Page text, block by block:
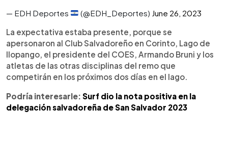
— EDH Deportes
(@EDH_Deportes) June 26, 2023
La expectativa estaba presente, porque se
apersonaron al Club Salvadoreño en Corinto, Lago de
Ilopango, el presidente del COES, Armando Bruni y los
atletas de las otras disciplinas del remo que
competirán en los próximos dos días en el lago.
Podría interesarle: Surf dio la nota positiva en la
delegación salvadoreña de San Salvador 2023